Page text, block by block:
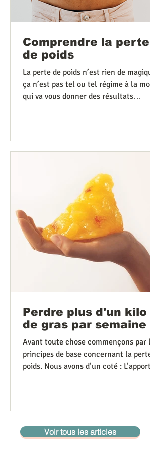
Comprendre la perte
de poids
La perte de poids n’est rien de magique :
ça n’est pas tel ou tel régime à la mode
qui va vous donner des résultats
Perdre plus d'un kilo
de gras par semaine ?
Avant toute chose commençons par les
principes de base concernant la perte de
poids. Nous avons d’un coté : L’apport
Voir tous les articles